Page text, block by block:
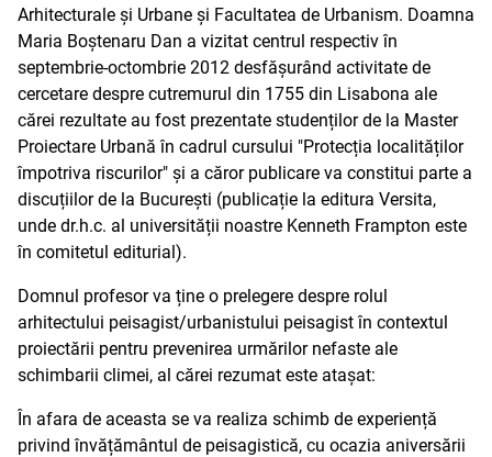
Arhitecturale și Urbane și Facultatea de Urbanism. Doamna
Maria Boștenaru Dan a vizitat centrul respectiv în
septembrie-octombrie 2012 desfășurând activitate de
cercetare despre cutremurul din 1755 din Lisabona ale
cărei rezultate au fost prezentate studenților de la Master
Proiectare Urbană în cadrul cursului "Protecția localităților
împotriva riscurilor" și a căror publicare va constitui parte a
discuțiilor de la București (publicație la editura Versita,
unde dr.h.c. al universității noastre Kenneth Frampton este
în comitetul editurial).
Domnul profesor va ține o prelegere despre rolul
arhitectului peisagist/urbanistului peisagist în contextul
proiectării pentru prevenirea urmărilor nefaste ale
schimbarii climei, al cărei rezumat este atașat:
În afara de aceasta se va realiza schimb de experiență
privind învățământul de peisagistică, cu ocazia aniversării